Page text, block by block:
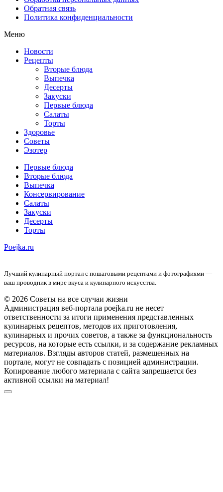
Обратная связь
Политика конфиденциальности
Меню
Новости
Рецепты
Вторые блюда
Выпечка
Десерты
Закуски
Первые блюда
Салаты
Торты
Здоровье
Советы
Эзотер
Первые блюда
Вторые блюда
Выпечка
Консервирование
Салаты
Закуски
Десерты
Торты
Poejka.ru
Лучший кулинарный портал с пошаговыми рецептами и фотографиями —
ваш проводник в мире вкуса и кулинарного искусства.
© 2026 Советы на все случаи жизни
Администрация веб-портала poejka.ru не несет
ответственности за итоги применения представленных
кулинарных рецептов, методов их приготовления,
кулинарных и прочих советов, а также за функциональность
ресурсов, на которые есть ссылки, и за содержание рекламных
материалов. Взгляды авторов статей, размещенных на
портале, могут не совпадать с позицией администрации.
Копирование любого материала с сайта запрещается без
активной ссылки на материал!